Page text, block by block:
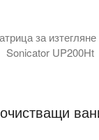
за
Sonicator UP200Ht